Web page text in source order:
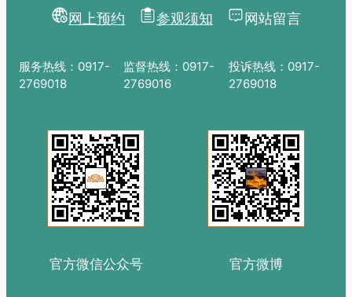
网上预约 参观须知 网站留言
服务热线：0917-
2769018
监督热线：0917-
2769016
投诉热线：0917-
2769018
官方微信公众号 官方微博